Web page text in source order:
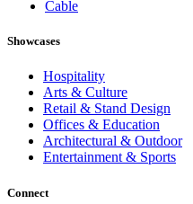
Cable
Showcases
Hospitality
Arts & Culture
Retail & Stand Design
Offices & Education
Architectural & Outdoor
Entertainment & Sports
Connect